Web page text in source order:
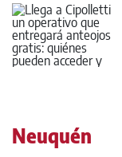
Neuquén